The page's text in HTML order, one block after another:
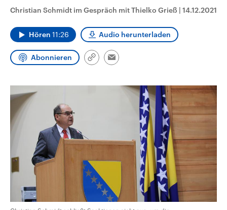
Wahl.
Christian Schmidt im Gespräch mit Thielko Grieß | 14.12.2021
Hören 11:26 Audio herunterladen
Abonnieren
Link
Email